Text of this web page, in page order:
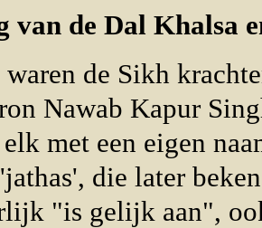
van de Dal Khalsa
de Sikh
Nawab Kapur
met een eigen
die later
"is gelijk aan",